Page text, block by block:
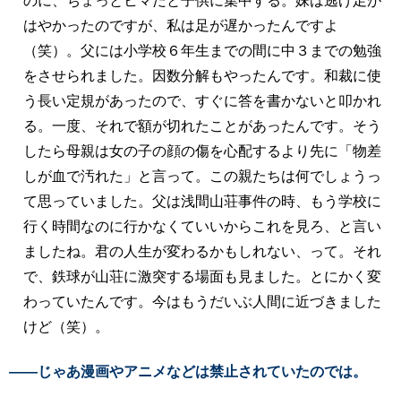
はやかったのですが、私は足が遅かったんですよ
（笑）。父には小学校６年生までの間に中３までの勉強
をさせられました。因数分解もやったんです。和裁に使
う長い定規があったので、すぐに答を書かないと叩かれ
る。一度、それで額が切れたことがあったんです。そう
したら母親は女の子の顔の傷を心配するより先に「物差
しが血で汚れた」と言って。この親たちは何でしょうっ
て思っていました。父は浅間山荘事件の時、もう学校に
行く時間なのに行かなくていいからこれを見ろ、と言い
ましたね。君の人生が変わるかもしれない、って。それ
で、鉄球が山荘に激突する場面も見ました。とにかく変
わっていたんです。今はもうだいぶ人間に近づきました
けど（笑）。
――じゃあ漫画やアニメなどは禁止されていたのでは。